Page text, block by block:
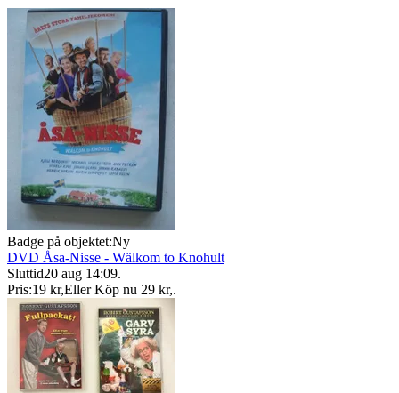
Badge på objektet:Ny
DVD Åsa-Nisse - Wälkom to Knohult
Sluttid20 aug 14:09.
Pris:19 kr,Eller Köp nu 29 kr,.